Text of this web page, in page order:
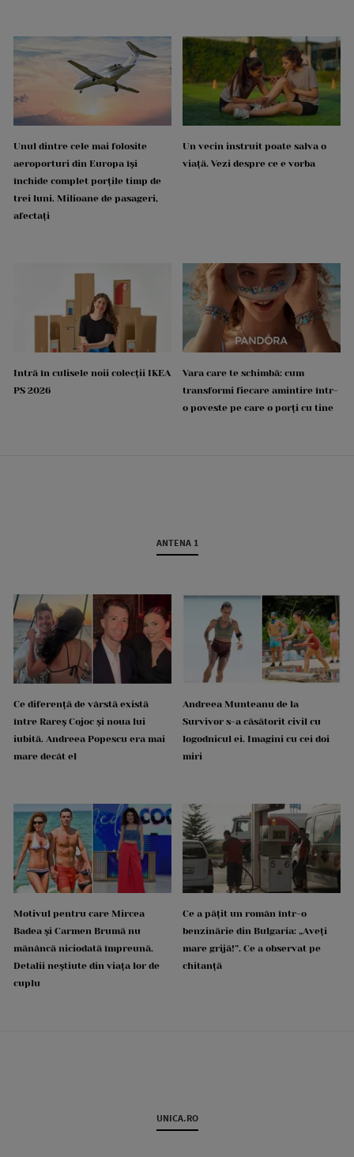
Unul dintre cele mai folosite
aeroporturi din Europa își
închide complet porțile timp de
trei luni. Milioane de pasageri,
afectați
Un vecin instruit poate salva o
viață. Vezi despre ce e vorba
Intră în culisele noii colecții IKEA
PS 2026
Vara care te schimbă: cum
transformi fiecare amintire într-
o poveste pe care o porți cu tine
ANTENA 1
Ce diferență de vârstă există
între Rareș Cojoc și noua lui
iubită. Andreea Popescu era mai
mare decât el
Andreea Munteanu de la
Survivor s-a căsătorit civil cu
logodnicul ei. Imagini cu cei doi
miri
Motivul pentru care Mircea
Badea și Carmen Brumă nu
mănâncă niciodată împreună.
Detalii neștiute din viața lor de
cuplu
Ce a pățit un român într-o
benzinărie din Bulgaria: „Aveți
mare grijă!”. Ce a observat pe
chitanță
UNICA.RO